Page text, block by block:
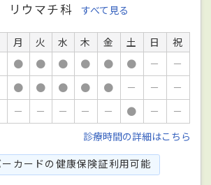
リウマチ科 すべて見る
月 火 水 木 金 土 日
祝
● ● ● ● ● ● －
－
● ● ● ● ● － －
－
－ － － － － ● －
－
診療時間の詳細はこちら
カードの健康保険証利用可能